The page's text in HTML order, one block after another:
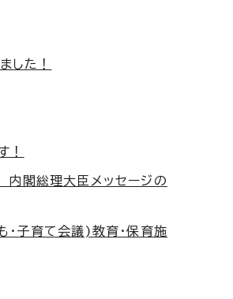
した！
！
閣総理大臣メッセージの
子育て会議)教育・保育施